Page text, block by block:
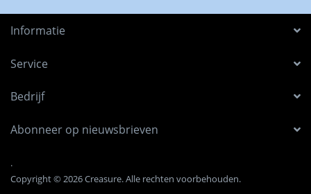
Informatie
Service
Bedrijf
Abonneer op nieuwsbrieven
.
Copyright © 2026 Creasure. Alle rechten voorbehouden.